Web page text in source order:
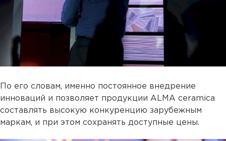
По его словам, именно постоянное внедрение
инноваций и позволяет продукции ALMA ceramica
составлять высокую конкуренцию зарубежным
маркам, и при этом сохранять доступные цены.